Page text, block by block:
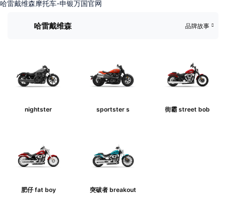
哈雷戴维森摩托车-申银万国官网
哈雷戴维森 品牌故事
nightster sportster s 街霸 street bob
肥仔 fat boy 突破者 breakout